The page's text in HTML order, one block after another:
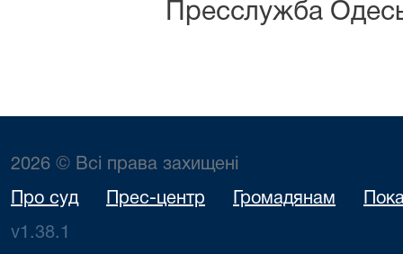
Пресслужба
2026 © Всі права захищені
Про суд Прес-центр Громадянам
v1.38.1